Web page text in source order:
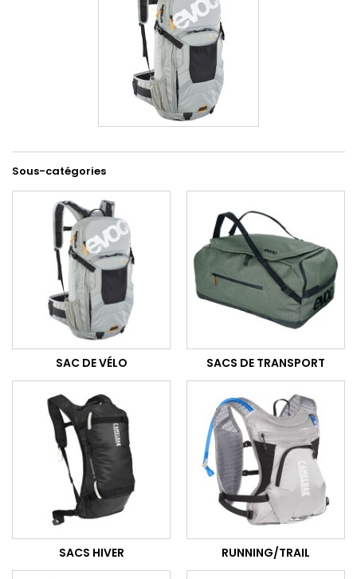
Sous-catégories
SAC DE VÉLO SACS DE TRANSPORT
SACS HIVER RUNNING/TRAIL